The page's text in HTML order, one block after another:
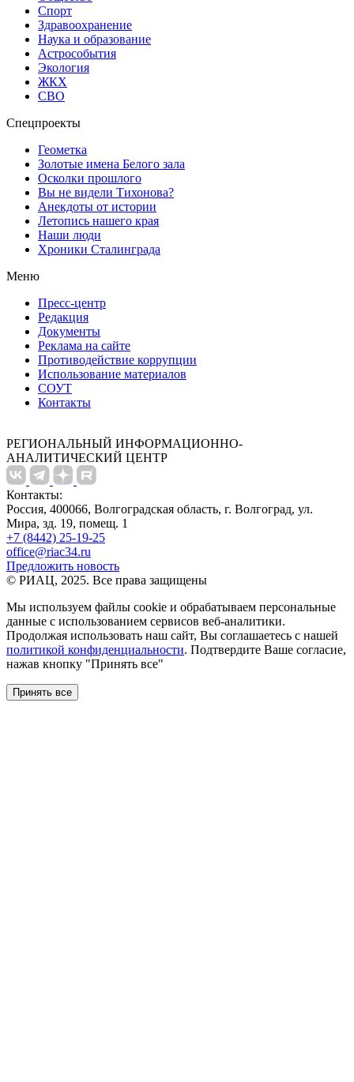
Спорт
Здравоохранение
Наука и образование
Астрособытия
Экология
ЖКХ
СВО
Спецпроекты
Геометка
Золотые имена Белого зала
Осколки прошлого
Вы не видели Тихонова?
Анекдоты от истории
Летопись нашего края
Наши люди
Хроники Сталинграда
Меню
Пресс-центр
Редакция
Документы
Реклама на сайте
Противодействие коррупции
Использование материалов
СОУТ
Контакты
РЕГИОНАЛЬНЫЙ ИНФОРМАЦИОННО-
АНАЛИТИЧЕСКИЙ ЦЕНТР
Контакты:
Россия, 400066, Волгоградская область, г. Волгоград, ул.
Мира, зд. 19, помещ. 1
+7 (8442) 25-19-25
office@riac34.ru
Предложить новость
© РИАЦ, 2025. Все права защищены
Мы используем файлы сookie и обрабатываем персональные
данные с использованием сервисов веб-аналитики.
Продолжая использовать наш сайт, Вы соглашаетесь с нашей
политикой конфиденциальности. Подтвердите Ваше согласие,
нажав кнопку "Принять все"
Принять все